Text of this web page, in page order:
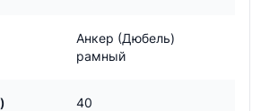
Анкер (Дюбель)
рамный
40